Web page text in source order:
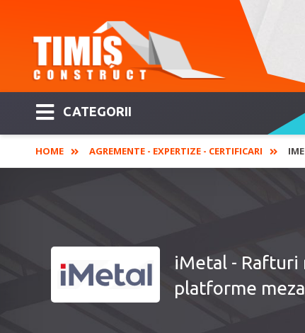
CATEGORII
HOME AGREMENTE - EXPERTIZE - CERTIFICARI
iMetal - Rafturi
platforme